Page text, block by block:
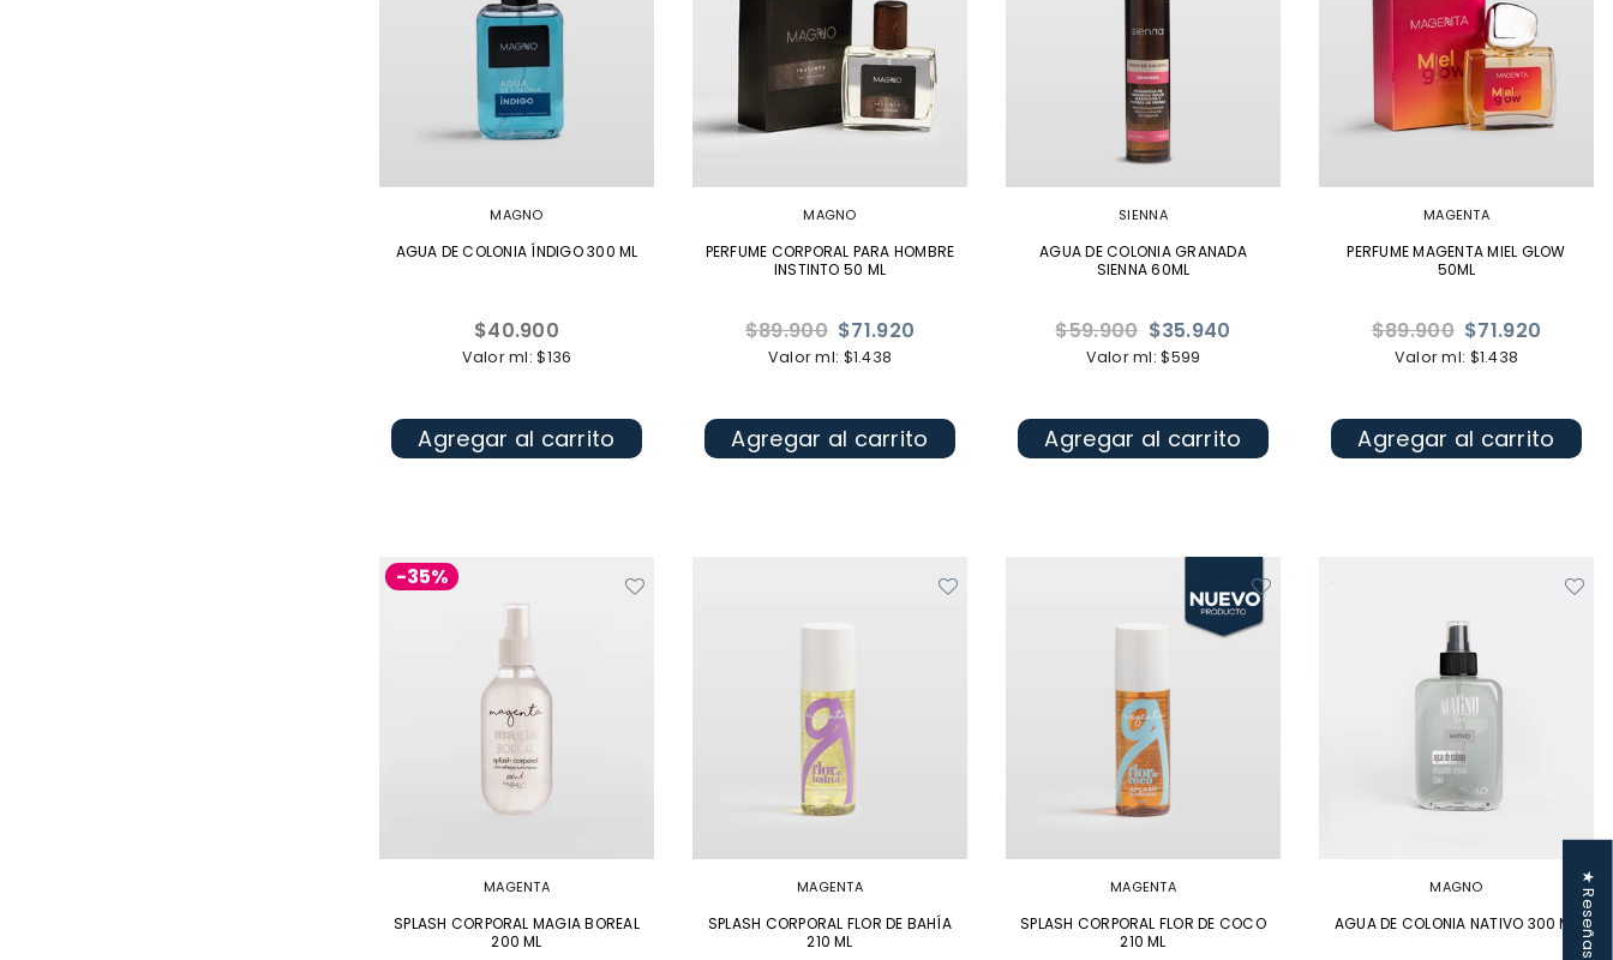
MAGNO
AGUA DE COLONIA ÍNDIGO 300 ML
Precio
habitual
$40.900
Valor ml: $136
Agregar al carrito
MAGNO
PERFUME CORPORAL PARA HOMBRE
INSTINTO 50 ML
Precio
habitual
$89.900 $71.920
Valor ml: $1.438
Agregar al carrito
SIENNA
AGUA DE COLONIA GRANADA
SIENNA 60ML
Precio
habitual
$59.900 $35.940
Valor ml: $599
Agregar al carrito
MAGENTA
PERFUME MAGENTA MIEL GLOW
50ML
Precio
habitual
$89.900 $71.920
Valor ml: $1.438
Agregar al carrito
-35%
MAGENTA
SPLASH CORPORAL MAGIA BOREAL
200 ML
MAGENTA
SPLASH CORPORAL FLOR DE BAHÍA
210 ML
MAGENTA
SPLASH CORPORAL FLOR DE COCO
210 ML
MAGNO
AGUA DE COLONIA NATIVO 300 ML ★ Reseñas